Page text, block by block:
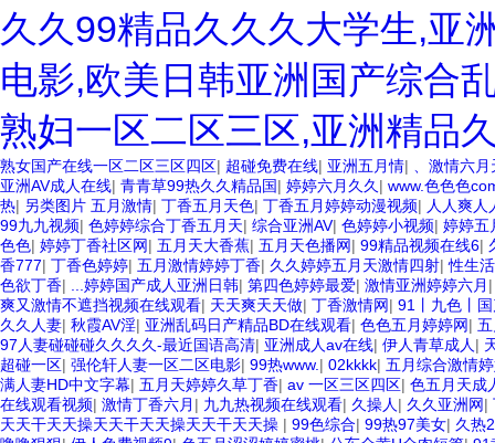
久久99精品久久久大学生,亚
电影,欧美日韩亚洲国产综合
熟妇一区二区三区,亚洲精品
熟女国产在线一区二区三区四区| 超碰免费在线| 亚洲五月情|
、激情六月
亚洲AV成人在线| 青青草99热久久精品国| 婷婷六月久久 | www.色色色
热| 另类图片 五月激情| 丁香五月天色| 丁香五月婷婷动漫视频| 人人爽
99九九视频| 色婷婷综合丁香五月天| 综合亚洲AV| 色婷婷小视频| 婷婷五
色色| 婷婷丁香社区网| 五月天大香蕉| 五月天色播网| 99精品视频在线6|
香777| 丁香色婷婷| 五月激情婷婷丁香| 久久婷婷五月天激情四射|性生
色欲丁香| ...婷婷国产成人亚洲日韩| 第四色婷婷最爱| 激情亚洲婷婷六月
爽又激情不遮挡视频在线观看| 天天爽天天做| 丁香激情网| 91丨九色丨
久久人妻| 秋霞AV淫| 亚洲乱码日产精品BD在线观看| 色色五月婷婷网|
97人妻碰碰碰久久久久-最近国语高清| 亚洲成人av在线| 伊人青草成人 |
超碰一区| 强伦轩人妻一区二区电影| 99热www. | 02kkkk| 五月综合激情
满人妻HD中文字幕| 五月天婷婷久草丁香| av 一区三区四区| 色五月天成
在线观看视频| 激情丁香六月 | 九九热视频在线观看| 久操人 | 久久亚洲网|
天天干天天操天天干天天操天天干天天操 | 99色综合| 99热97美女| 久热